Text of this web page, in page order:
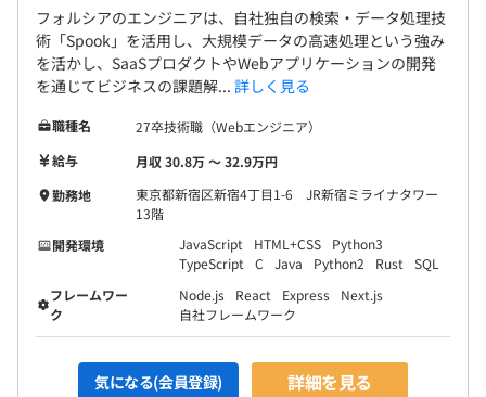
フォルシアのエンジニアは、自社独自の検索・データ処理技
術「Spook」を活用し、大規模データの高速処理という強み
を活かし、SaaSプロダクトやWebアプリケーションの開発
を通じてビジネスの課題解... 詳しく見る
職種名
27卒技術職（Webエンジニア）
給与
月収 30.8万 〜 32.9万円
勤務地
東京都新宿区新宿4丁目1-6 JR新宿ミライナタワー
13階
開発環境
JavaScript HTML+CSS
Python3
TypeScript
C Java Python2 Rust
SQL
フレームワー
ク
Node.js React Express
Next.js
自社フレームワーク
気になる(会員登録) 詳細を見る